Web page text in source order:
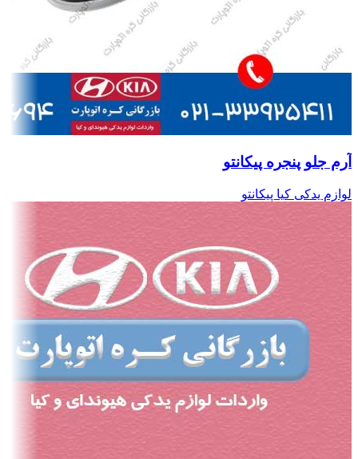
آرم جلو پنجره پیکانتو
لوازم یدکی کیا پیکانتو